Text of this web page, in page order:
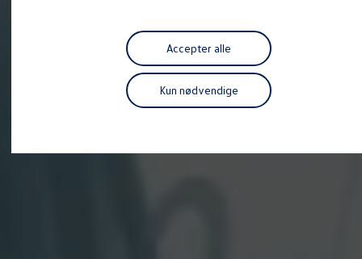
Accepter alle
Kun nødvendige
MinVolkswagen
Digital instruktionsbog
Tilbehør til din personbil
Tilbehør til din erhvervsbil
Fordele ved at vælge autoriseret værksted til din
Tilmeld nyhedsbrev